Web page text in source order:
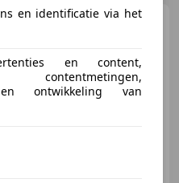
Rolls-Royce Silver Spur
en identificatie via het
en content,
en ontwikkeling van